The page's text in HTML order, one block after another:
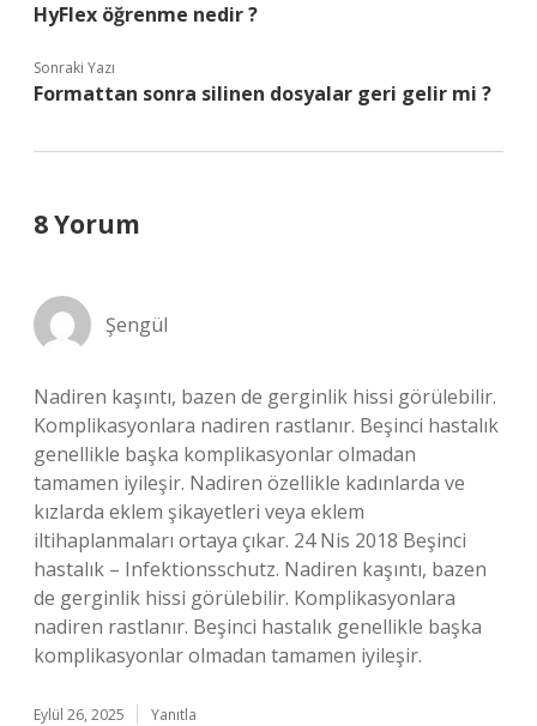
HyFlex öğrenme nedir ?
Sonraki Yazı
Formattan sonra silinen dosyalar geri gelir mi ?
8 Yorum
Şengül
Nadiren kaşıntı, bazen de gerginlik hissi görülebilir.
Komplikasyonlara nadiren rastlanır. Beşinci hastalık
genellikle başka komplikasyonlar olmadan
tamamen iyileşir. Nadiren özellikle kadınlarda ve
kızlarda eklem şikayetleri veya eklem
iltihaplanmaları ortaya çıkar. 24 Nis 2018 Beşinci
hastalık – Infektionsschutz. Nadiren kaşıntı, bazen
de gerginlik hissi görülebilir. Komplikasyonlara
nadiren rastlanır. Beşinci hastalık genellikle başka
komplikasyonlar olmadan tamamen iyileşir.
Eylül 26, 2025 Yanıtla